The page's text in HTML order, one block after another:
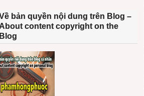
bản quyền nội dung trên Blog –
content copyright on the
Blog